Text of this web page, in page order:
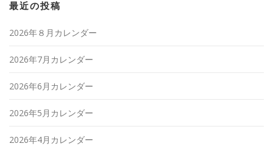
最近の投稿
2026年８月カレンダー
2026年7月カレンダー
2026年6月カレンダー
2026年5月カレンダー
2026年4月カレンダー